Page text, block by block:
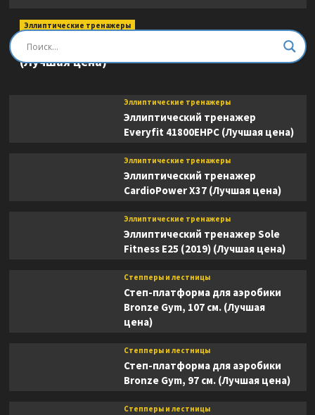
Эллиптические тренажеры
Эллиптический тренажер DFC E8745T
(Лучшая цена)
Эллиптические тренажеры
Эллиптический тренажер
Everyfit 41800EHPC (Лучшая цена)
Эллиптические тренажеры
Эллиптический тренажер
CardioPower X37 (Лучшая цена)
Эллиптические тренажеры
Эллиптический тренажер Sole
Fitness E25 (2019) (Лучшая цена)
Степперы и лестницы
Степ-платформа для аэробики
Bronze Gym, 107 см. (Лучшая
цена)
Степперы и лестницы
Степ-платформа для аэробики
Bronze Gym, 97 см. (Лучшая цена)
Степперы и лестницы